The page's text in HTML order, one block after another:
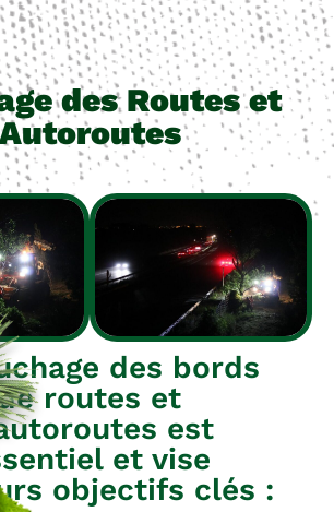
des Routes et
des bords
routes et
est
et vise
objectifs clés :